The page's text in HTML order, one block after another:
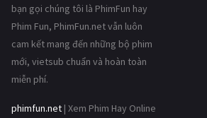
bạn gọi chúng tôi là PhimFun hay
Phim Fun, PhimFun.net vẫn luôn
cam kết mang đến những bộ phim
mới, vietsub chuẩn và hoàn toàn
miễn phí.
phimfun.net | Xem Phim Hay Online